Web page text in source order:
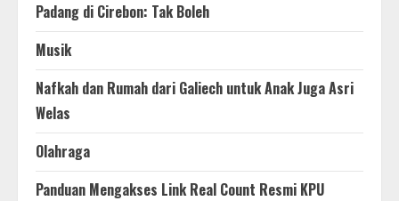
Padang di Cirebon: Tak Boleh
Musik
Nafkah dan Rumah dari Galiech untuk Anak Juga Asri
Welas
Olahraga
Panduan Mengakses Link Real Count Resmi KPU